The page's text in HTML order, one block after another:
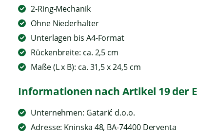
2-Ring-Mechanik
Ohne Niederhalter
Unterlagen bis A4-Format
Rückenbreite: ca. 2,5 cm
Maße (L x B): ca. 31,5 x 24,5 cm
Informationen nach Artikel 19 der
Unternehmen: Gatarić d.o.o.
Adresse: Kninska 48, BA-74400 Derventa